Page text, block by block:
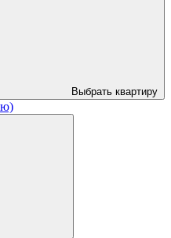
Выбрать квартиру